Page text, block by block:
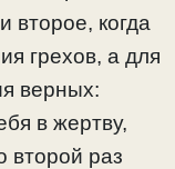
второе, когда
грехов, а для
верных:
в жертву,
второй раз